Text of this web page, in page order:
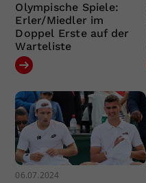
Olympische Spiele:
Erler/Miedler im
Doppel Erste auf der
Warteliste
06.07.2024